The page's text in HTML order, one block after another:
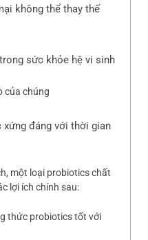
không thể thay thế
sức khỏe hệ vi sinh
của chúng
đáng với thời gian
một loại probiotics chất
lợi ích chính sau:
thức probiotics tốt với